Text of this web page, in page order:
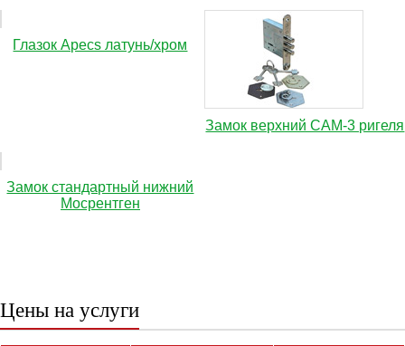
Глазок Apecs латунь/хром
Замок верхний САМ-3 ригеля
Замок стандартный нижний
Мосрентген
Цены на услуги